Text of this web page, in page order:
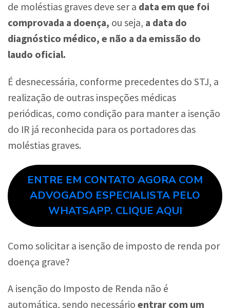
de moléstias graves deve ser a data em que foi
comprovada a doença, ou seja, a data do
diagnóstico médico, e não a da emissão do
laudo oficial.
É desnecessária, conforme precedentes do STJ, a
realização de outras inspeções médicas
periódicas, como condição para manter a isenção
do IR já reconhecida para os portadores das
moléstias graves.
ENTRE EM CONTATO AGORA COM
ADVOGADO ESPECIALISTA PELO
WHATSAPP. CLIQUE AQUI
Como solicitar a isenção de imposto de renda por
doença grave?
A isenção do Imposto de Renda não é
automática, sendo necessário entrar com um